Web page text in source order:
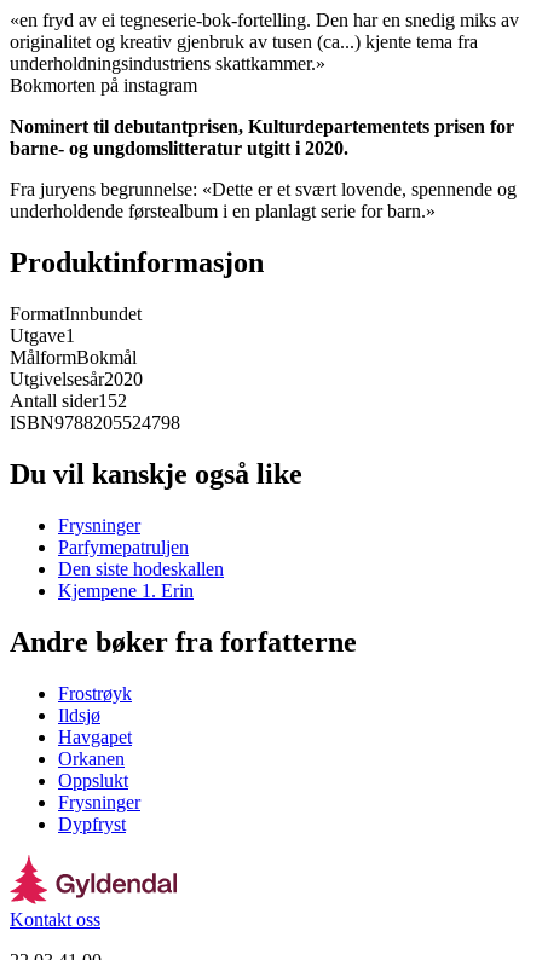
«en fryd av ei tegneserie-bok-fortelling. Den har en snedig miks av
originalitet og kreativ gjenbruk av tusen (ca...) kjente tema fra
underholdningsindustriens skattkammer.»
Bokmorten på instagram
Nominert til debutantprisen, Kulturdepartementets prisen for
barne- og ungdomslitteratur utgitt i 2020.
Fra juryens begrunnelse: «Dette er et svært lovende, spennende og
underholdende førstealbum i en planlagt serie for barn.»
Produktinformasjon
FormatInnbundet
Utgave1
MålformBokmål
Utgivelsesår2020
Antall sider152
ISBN9788205524798
Du vil kanskje også like
Frysninger
Parfymepatruljen
Den siste hodeskallen
Kjempene 1. Erin
Andre bøker fra forfatterne
Frostrøyk
Ildsjø
Havgapet
Orkanen
Oppslukt
Frysninger
Dypfryst
Kontakt oss